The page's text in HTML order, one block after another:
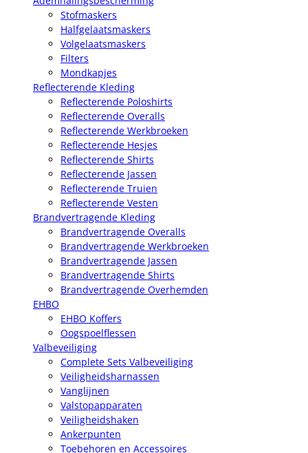
Stofmaskers
Halfgelaatsmaskers
Volgelaatsmaskers
Filters
Mondkapjes
Reflecterende Kleding
Reflecterende Poloshirts
Reflecterende Overalls
Reflecterende Werkbroeken
Reflecterende Hesjes
Reflecterende Shirts
Reflecterende Jassen
Reflecterende Truien
Reflecterende Vesten
Brandvertragende Kleding
Brandvertragende Overalls
Brandvertragende Werkbroeken
Brandvertragende Jassen
Brandvertragende Shirts
Brandvertragende Overhemden
EHBO
EHBO Koffers
Oogspoelflessen
Valbeveiliging
Complete Sets Valbeveiliging
Veiligheidsharnassen
Vanglijnen
Valstopapparaten
Veiligheidshaken
Ankerpunten
Toebehoren en Accessoires